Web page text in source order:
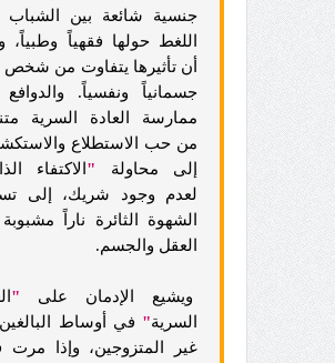
جنسية شائعة بين الشباب
اللغط حولها فقهياً وطبياً،
أن تأثيرها يتفاوت من شخص
جسمانياً ونفسياً.
ممارسة العادة السرية
من حب الاستطلاع
إلى محاولة
" الاكتفاء
لعدم وجود شريك، إلى
الشهوة الثائرة ناراً
العقل والجسم.
ويشيع الإدمان على "
السرية" في أوساط
غير المتزوجين، وإذا مرت